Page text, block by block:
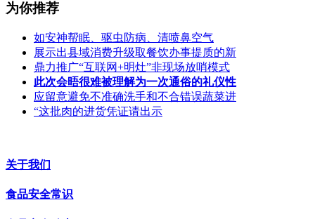
为你推荐
如安神帮眠、驱虫防病、清喷鼻空气
展示出县域消费升级取餐饮办事提质的新
鼎力推广“互联网+明灶”非现场放哨模式
此次会晤很难被理解为一次通俗的礼仪性
应留意避免不准确洗手和不合错误蔬菜进
“这批肉的进货凭证请出示
关于我们
食品安全常识